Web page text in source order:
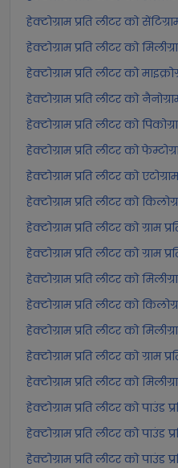
हेक्टोग्राम प्रति लीटर को
हेक्टोग्राम प्रति लीटर को
हेक्टोग्राम प्रति लीटर को
हेक्टोग्राम प्रति लीटर को
हेक्टोग्राम प्रति लीटर को
हेक्टोग्राम प्रति लीटर को
हेक्टोग्राम प्रति लीटर को
हेक्टोग्राम प्रति लीटर को
हेक्टोग्राम प्रति लीटर को ग्राम
हेक्टोग्राम प्रति लीटर को ग्राम
हेक्टोग्राम प्रति लीटर को
हेक्टोग्राम प्रति लीटर को
हेक्टोग्राम प्रति लीटर को
हेक्टोग्राम प्रति लीटर को ग्राम
हेक्टोग्राम प्रति लीटर को
हेक्टोग्राम प्रति लीटर को पाउंड
हेक्टोग्राम प्रति लीटर को पाउंड
हेक्टोग्राम प्रति लीटर को